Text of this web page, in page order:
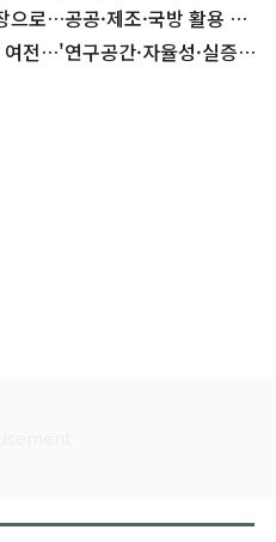
로…공공·제조·국방 활용 확
전…'연구공간·자율성·실증